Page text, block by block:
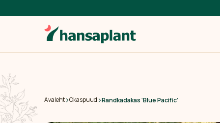
Avaleht›Okaspuud ›Randkadakas ‘Blue Pacific’